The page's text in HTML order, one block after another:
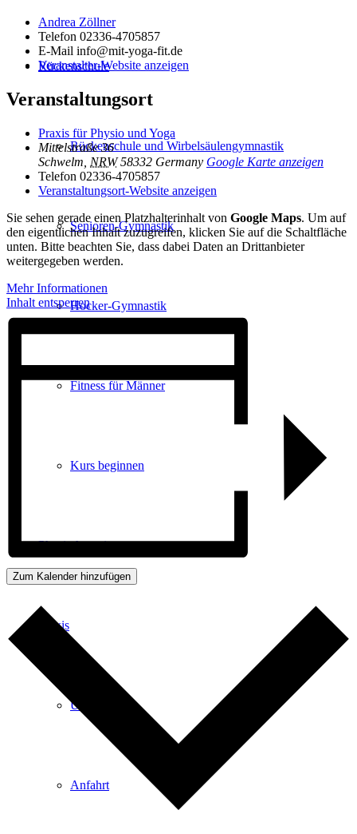
Rückenschule
Rückenschule und Wirbelsäulen­gymnastik
Senioren-Gymnastik
Hocker-Gymnastik
Fitness für Männer
Kurs beginnen
Physiotherapie
Praxis
Über Uns
Anfahrt
Andrea Zöllner
Telefon 02336-4705857
E-Mail info@mit-yoga-fit.de
Veranstalter-Website anzeigen
Veranstaltungsort
Praxis für Physio und Yoga
Mittelstraße 36
Schwelm NRW 58332 Germany Google Karte anzeigen
Telefon 02336-4705857
Veranstaltungsort-Website anzeigen
Sie sehen gerade einen Platzhalterinhalt von Google Maps. Um auf
den eigentlichen Inhalt zuzugreifen, klicken Sie auf die Schaltfläche
unten. Bitte beachten Sie, dass dabei Daten an Drittanbieter
weitergegeben werden.
Mehr Informationen
Inhalt entsperren
Zum Kalender hinzufügen